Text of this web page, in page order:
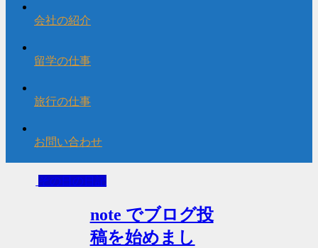
会社の紹介
留学の仕事
旅行の仕事
お問い合わせ
その日の日記
note でブログ投
稿を始めまし